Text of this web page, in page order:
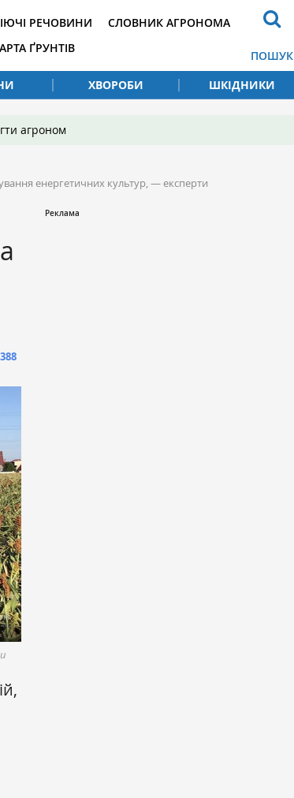
РЕЧОВИНИ
ҐРУНТІВ
СЛОВНИК АГРОНОМА
ПОШУК
ХВОРОБИ ШКІДНИКИ
агроном
енергетичних культур, — експерти
388